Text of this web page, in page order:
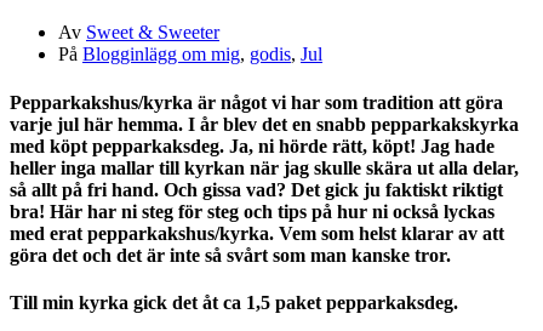
Av Sweet & Sweeter
På Blogginlägg om mig, godis, Jul
Pepparkakshus/kyrka är något vi har som tradition att göra
varje jul här hemma. I år blev det en snabb pepparkakskyrka
med köpt pepparkaksdeg. Ja, ni hörde rätt, köpt! Jag hade
heller inga mallar till kyrkan när jag skulle skära ut alla delar,
så allt på fri hand. Och gissa vad? Det gick ju faktiskt riktigt
bra! Här har ni steg för steg och tips på hur ni också lyckas
med erat pepparkakshus/kyrka. Vem som helst klarar av att
göra det och det är inte så svårt som man kanske tror.
Till min kyrka gick det åt ca 1,5 paket pepparkaksdeg.